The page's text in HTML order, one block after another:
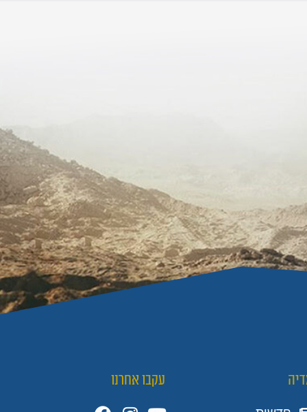
עקבו אחרנו